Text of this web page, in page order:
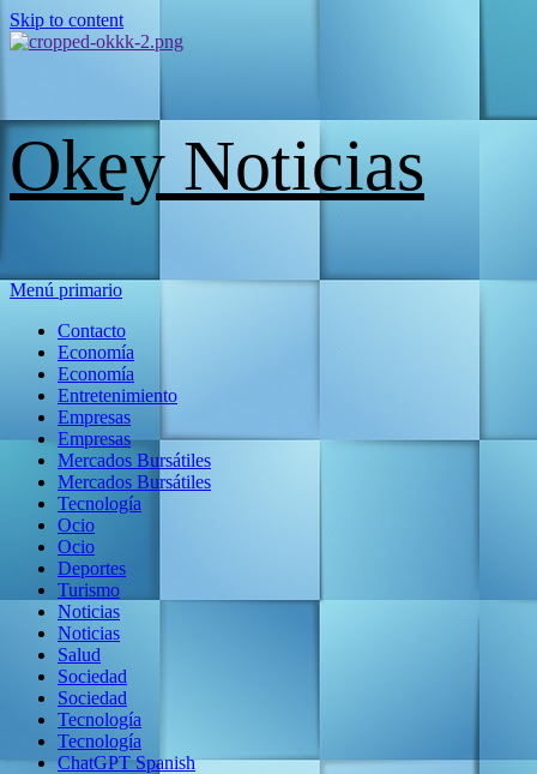
Skip to content
Okey Noticias
Menú primario
Contacto
Economía
Economía
Entretenimiento
Empresas
Empresas
Mercados Bursátiles
Mercados Bursátiles
Tecnología
Ocio
Ocio
Deportes
Turismo
Noticias
Noticias
Salud
Sociedad
Sociedad
Tecnología
Tecnología
ChatGPT Spanish